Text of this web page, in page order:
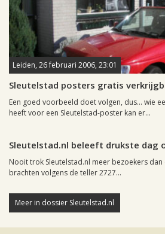
Leiden, 26 februari 2006, 23:01
Sleutelstad posters gratis
Een goed voorbeeld doet volgen, dus... wie
heeft voor een Sleutelstad-poster kan er...
Sleutelstad.nl beleeft drukste dag
Nooit trok Sleutelstad.nl meer bezoekers
brachten volgens de teller 2727...
Meer in dossier Sleutelstad.nl